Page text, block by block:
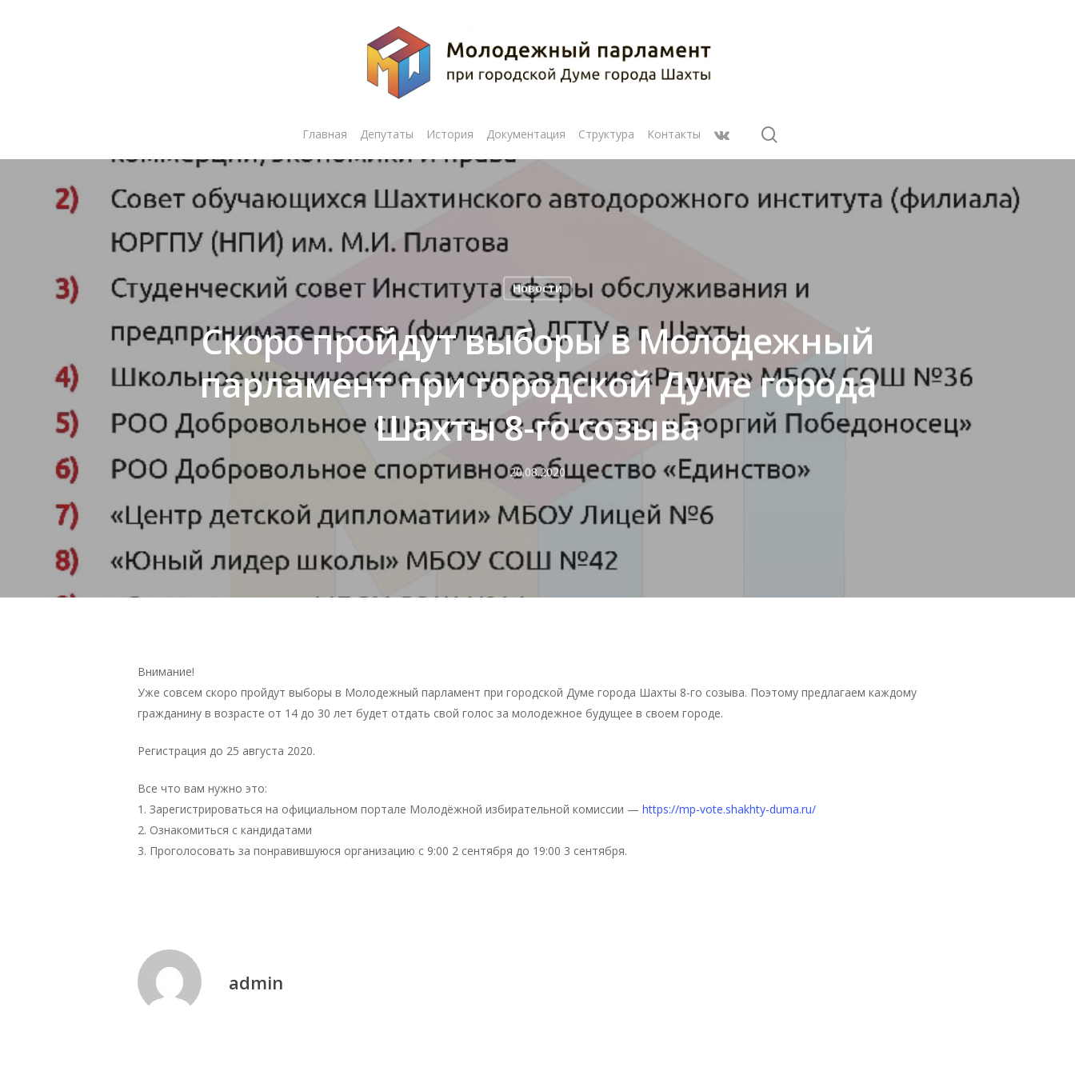
Нажмите Enter для поиска или ESC чтобы закрыть
Главная Депутаты История Документация Структура Контакты
Новости
Cкоро пройдут выборы в Молодежный
парламент при городской Думе города
Шахты 8-го созыва
20.08.2020
Внимание!
Уже совсем скоро пройдут выборы в Молодежный парламент при городской Думе города Шахты 8-го созыва. Поэтому предлагаем каждому
гражданину в возрасте от 14 до 30 лет будет отдать свой голос за молодежное будущее в своем городе.
Регистрация до 25 августа 2020.
Все что вам нужно это:
1. Зарегистрироваться на официальном портале Молодёжной избирательной комиссии — https://mp-vote.shakhty-duma.ru/
2. Ознакомиться с кандидатами
3. Проголосовать за понравившуюся организацию с 9:00 2 сентября до 19:00 3 сентября.
admin